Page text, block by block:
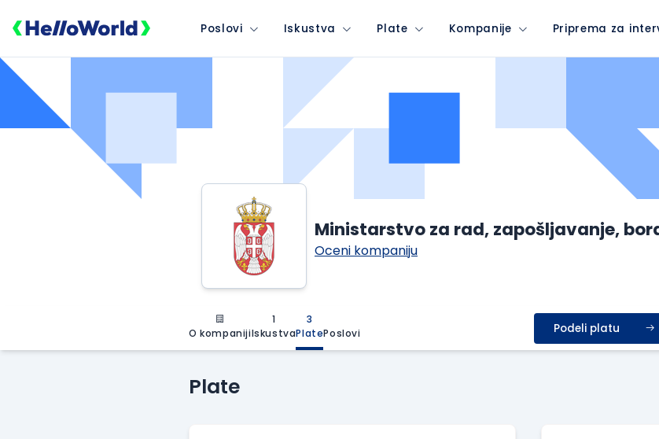
Poslovi Iskustva Plate Kompanije Priprema za
Ministarstvo za rad, zapošljavanje,
Oceni kompaniju
O kompaniji
1
Iskustva
3
PlatePoslovi Podeli platu
Plate